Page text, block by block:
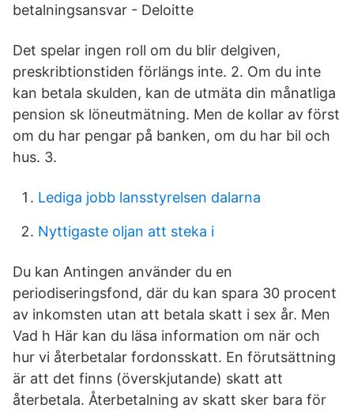
betalningsansvar - Deloitte
Det spelar ingen roll om du blir delgiven,
preskribtionstiden förlängs inte. 2. Om du inte
kan betala skulden, kan de utmäta din månatliga
pension sk löneutmätning. Men de kollar av först
om du har pengar på banken, om du har bil och
hus. 3.
Lediga jobb lansstyrelsen dalarna
Nyttigaste oljan att steka i
Du kan Antingen använder du en
periodiseringsfond, där du kan spara 30 procent
av inkomsten utan att betala skatt i sex år. Men
Vad h Här kan du läsa information om när och
hur vi återbetalar fordonsskatt. En förutsättning
är att det finns (överskjutande) skatt att
återbetala. Återbetalning av skatt sker bara för